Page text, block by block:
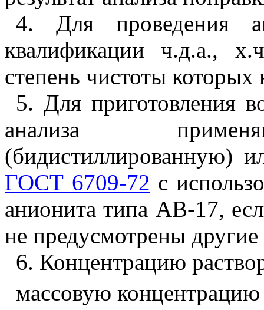
4. Для проведения
квалификации ч.д.а.,
степень чистоты
5. Для приготовления
анализа
(бидистиллированную)
ГОСТ 6709-72 с
анионита типа АВ-17,
не предусмотрены другие
6. Концентрацию
массовую